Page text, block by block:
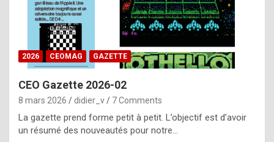
b
e
b
y
g
e
n
2026 CEOMAG GAZETTE
CEO Gazette 2026-02
8 mars 2026 didier_v 7 Comments
La gazette prend forme petit à petit. L’objectif est d’avoir
un résumé des nouveautés pour notre…